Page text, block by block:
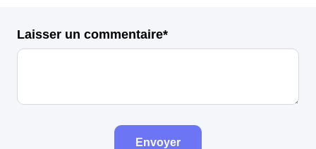
Laisser un commentaire*
Envoyer